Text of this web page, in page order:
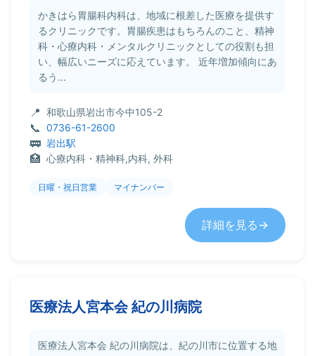
かきはら胃腸科内科は、地域に根差した医療を提供す
るクリニックです。胃腸疾患はもちろんのこと、精神
科・心療内科・メンタルクリニックとしての役割も担
い、幅広いニーズに応えています。 近年増加傾向にあ
るう...
和歌山県岩出市今中105-2
0736-61-2600
岩出駅
心療内科・精神科,内科, 外科
日曜・祝日営業 マイナンバー
詳細を見る
医療法人宮本会 紀の川病院
医療法人宮本会 紀の川病院は、紀の川市に位置する地